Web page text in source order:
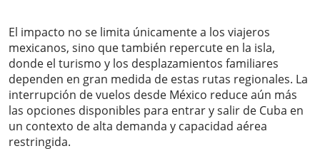
El impacto no se limita únicamente a los viajeros
mexicanos, sino que también repercute en la isla,
donde el turismo y los desplazamientos familiares
dependen en gran medida de estas rutas regionales. La
interrupción de vuelos desde México reduce aún más
las opciones disponibles para entrar y salir de Cuba en
un contexto de alta demanda y capacidad aérea
restringida.